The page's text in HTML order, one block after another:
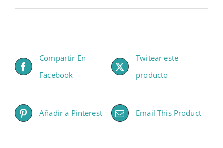
Compartir En
Facebook
Twitear este
producto
Añadir a Pinterest Email This Product